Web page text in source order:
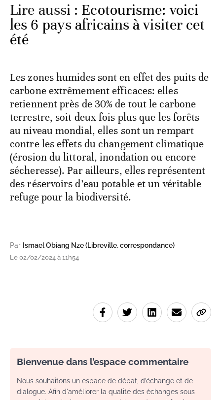
Lire aussi : Ecotourisme: voici
les 6 pays africains à visiter cet
été
Les zones humides sont en effet des puits de
carbone extrêmement efficaces: elles
retiennent près de 30% de tout le carbone
terrestre, soit deux fois plus que les forêts
au niveau mondial, elles sont un rempart
contre les effets du changement climatique
(érosion du littoral, inondation ou encore
sécheresse). Par ailleurs, elles représentent
des réservoirs d’eau potable et un véritable
refuge pour la biodiversité.
Par Ismael Obiang Nze (Libreville, correspondance)
Le 02/02/2024 à 11h54
Bienvenue dans l’espace commentaire
Nous souhaitons un espace de débat, d’échange et de
dialogue. Afin d'améliorer la qualité des échanges sous